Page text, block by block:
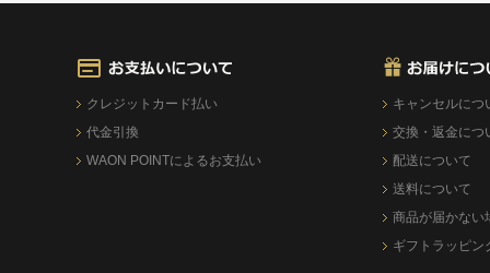
クレジットカード払い
代金引換
WAON POINTによるお支払い
キャンセルにつ
交換・返金につ
配送について
送料について
商品が届かない
ギフトラッピン